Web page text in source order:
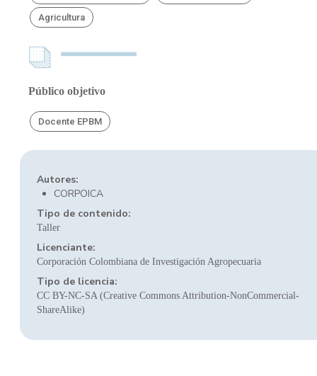
Agricultura
Público objetivo
Docente EPBM
Autores:
CORPOICA
Tipo de contenido:
Taller
Licenciante:
Corporación Colombiana de Investigación Agropecuaria
Tipo de licencia:
CC BY-NC-SA (Creative Commons Attribution-NonCommercial-
ShareAlike)